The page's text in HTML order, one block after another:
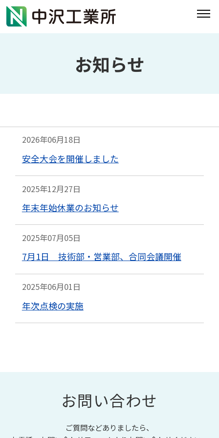
お知らせ
2026年06月18日
安全大会を開催しました
2025年12月27日
年末年始休業のお知らせ
2025年07月05日
7月1日 技術部・営業部、合同会議開催
2025年06月01日
年次点検の実施
お問い合わせ
ご質問などありましたら、